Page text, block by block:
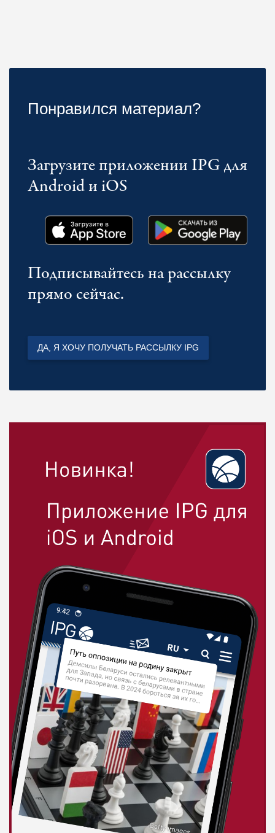
Понравился материал?
Загрузите приложении IPG для
Android и iOS
Подписывайтесь на рассылку
прямо сейчас.
ДА, Я ХОЧУ ПОЛУЧАТЬ РАССЫЛКУ IPG